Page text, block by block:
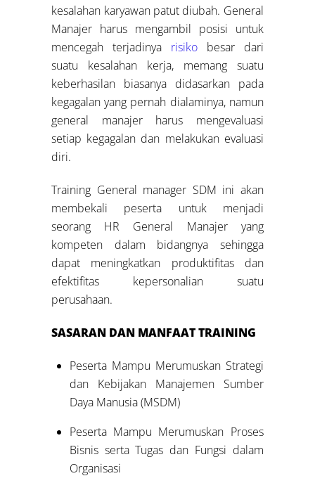
kesalahan karyawan patut diubah. General
Manajer harus mengambil posisi untuk
mencegah terjadinya risiko besar dari
suatu kesalahan kerja, memang suatu
keberhasilan biasanya didasarkan pada
kegagalan yang pernah dialaminya, namun
general manajer harus mengevaluasi
setiap kegagalan dan melakukan evaluasi
diri.
Training General manager SDM ini akan
membekali peserta untuk menjadi
seorang HR General Manajer yang
kompeten dalam bidangnya sehingga
dapat meningkatkan produktifitas dan
efektifitas kepersonalian suatu
perusahaan.
SASARAN DAN MANFAATTRAINING
Peserta Mampu Merumuskan Strategi
dan Kebijakan Manajemen Sumber
Daya Manusia (MSDM)
Peserta Mampu Merumuskan Proses
Bisnis serta Tugas dan Fungsi dalam
Organisasi